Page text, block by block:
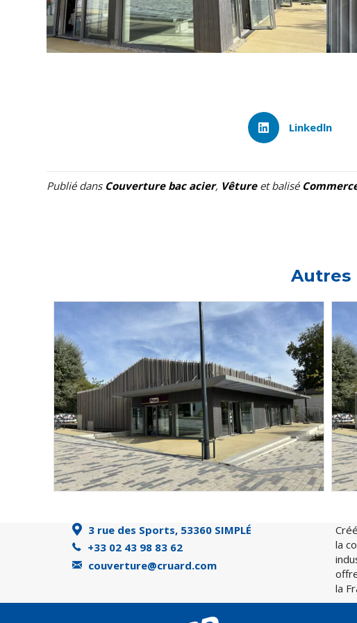
Linkedln
Publié dans Couverture bac acier, Vêtureet balisé
Autres
3 rue des Sports, 53360 SIMPLÉ
+33 02 43 98 83 62
couverture@cruard.com
la
la